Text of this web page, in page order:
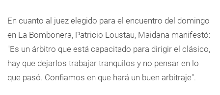
En cuanto al juez elegido para el encuentro del domingo
en La Bombonera, Patricio Loustau, Maidana manifestó:
"Es un árbitro que está capacitado para dirigir el clásico,
hay que dejarlos trabajar tranquilos y no pensar en lo
que pasó. Confiamos en que hará un buen arbitraje".